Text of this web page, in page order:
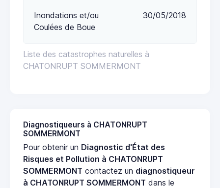
Liste des catastrophes naturelles à
CHATONRUPT SOMMERMONT
Inondations et/ou
Coulées de Boue
30/05/2018
Diagnostiqueurs à CHATONRUPT
SOMMERMONT
Pour obtenir un Diagnostic d'État des
Risques et Pollution à CHATONRUPT
SOMMERMONT contactez un diagnostiqueur
à CHATONRUPT SOMMERMONT dans le